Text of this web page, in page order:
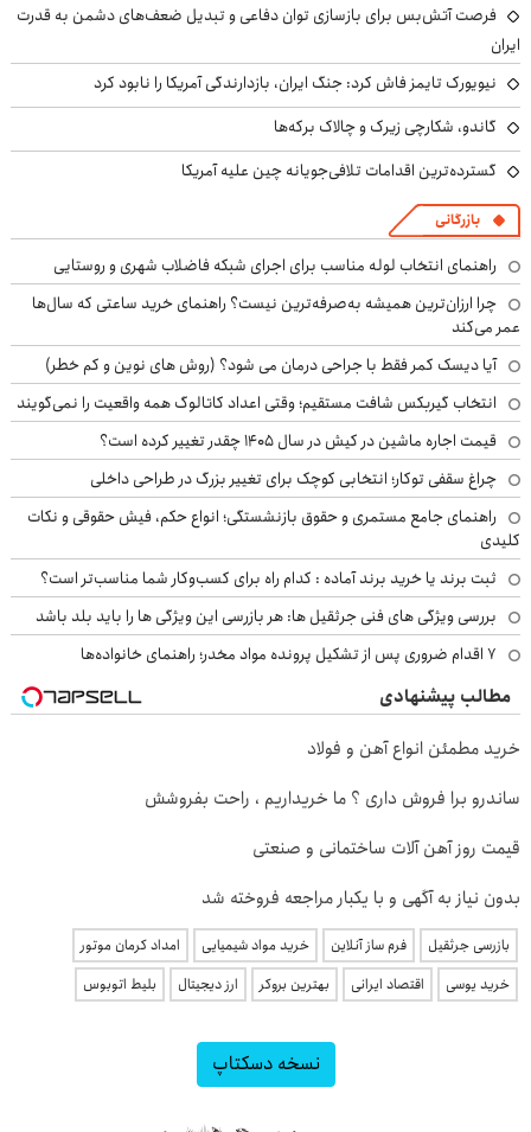
فرصت آتش‌بس برای بازسازی توان دفاعی و تبدیل ضعف‌های دشمن به قدرت
ایران
نیویورک تایمز فاش کرد: جنگ ایران، بازدارندگی آمریکا را نابود کرد
گاندو، شکارچی زیرک و چالاک برکه‌ها
گسترده‌ترین اقدامات تلافی‌جویانه چین علیه آمریکا
بازرگانی
راهنمای انتخاب لوله مناسب برای اجرای شبکه فاضلاب شهری و روستایی
چرا ارزان‌ترین همیشه به‌صرفه‌ترین نیست؟ راهنمای خرید ساعتی که سال‌ها
عمر می‌کند
آیا دیسک کمر فقط با جراحی درمان می شود؟ (روش های نوین و کم خطر)
انتخاب گیربکس شافت مستقیم؛ وقتی اعداد کاتالوگ همه واقعیت را نمی‌گویند
قیمت اجاره ماشین در کیش در سال ۱۴۰۵ چقدر تغییر کرده است؟
چراغ سقفی توکار؛ انتخابی کوچک برای تغییر بزرگ در طراحی داخلی
راهنمای جامع مستمری و حقوق بازنشستگی؛ انواع حکم، فیش حقوقی و نکات
کلیدی
ثبت برند یا خرید برند آماده : کدام راه برای کسب‌وکار شما مناسب‌تر است؟
بررسی ویژگی های فنی جرثقیل ها: هر بازرسی این ویژگی ها را باید بلد باشد
۷ اقدام ضروری پس از تشکیل پرونده مواد مخدر؛ راهنمای خانواده‌ها
مطالب پیشنهادی
خرید مطمئن انواع آهن و فولاد
ساندرو برا فروش داری ؟ ما خریداریم ، راحت بفروشش
قیمت روز آهن آلات ساختمانی و صنعتی
بدون نیاز به آگهی و با یکبار مراجعه فروخته شد
بازرسی جرثقیل فرم ساز آنلاین خرید مواد شیمیایی
امداد کرمان موتور
خرید یوسی
اقتصاد ایرانی بهترین بروکر ارز دیجیتال بلیط اتوبوس
نسخه دسکتاپ